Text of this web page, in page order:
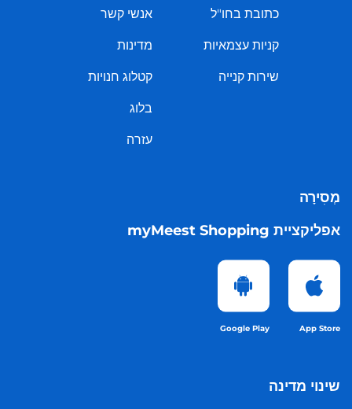
כתובת בחו"ל
קניות עצמאיות
שירות קנייה
אנשי קשר
מדינות
קטלוג חנויות
בלוג
עזרה
מְסִירָה
אפליקציית myMeest Shopping
App Store
Google Play
שינוי מדינה